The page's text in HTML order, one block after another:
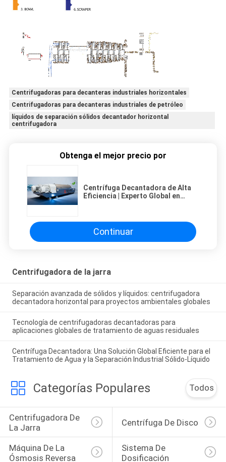
Centrifugadoras para decanteras industriales horizontales
Centrifugadoras para decanteras industriales de petróleo
líquidos de separación sólidos decantador horizontal
centrifugadora
Obtenga el mejor precio por
Centrífuga Decantadora de Alta
Eficiencia | Experto Global en
Líquido
Continuar
Centrifugadora de la jarra
Separación avanzada de sólidos y líquidos: centrifugadora
decantadora horizontal para proyectos ambientales globales
Tecnología de centrifugadoras decantadoras para
aplicaciones globales de tratamiento de aguas residuales
Centrífuga Decantadora: Una Solución Global Eficiente para el
Tratamiento de Agua y la Separación Industrial Sólido-Líquido
Categorías Populares Todos
Centrifugadora De
La Jarra
Centrífuga De Disco
Máquina De La
Ósmosis Reversa
Sistema De
Dosificación